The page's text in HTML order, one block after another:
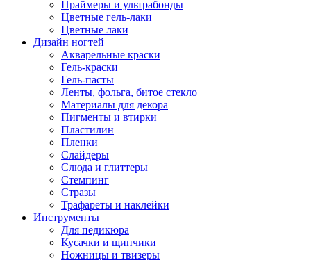
Праймеры и ультрабонды
Цветные гель-лаки
Цветные лаки
Дизайн ногтей
Акварельные краски
Гель-краски
Гель-пасты
Ленты, фольга, битое стекло
Материалы для декора
Пигменты и втирки
Пластилин
Пленки
Слайдеры
Слюда и глиттеры
Стемпинг
Стразы
Трафареты и наклейки
Инструменты
Для педикюра
Кусачки и щипчики
Ножницы и твизеры